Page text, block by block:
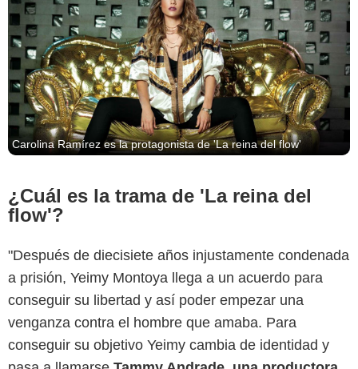
Carolina Ramírez es la protagonista de 'La reina del flow'
¿Cuál es la trama de 'La reina del
flow'?
"Después de diecisiete años injustamente condenada
a prisión, Yeimy Montoya llega a un acuerdo para
conseguir su libertad y así poder empezar una
venganza contra el hombre que amaba. Para
conseguir su objetivo Yeimy cambia de identidad y